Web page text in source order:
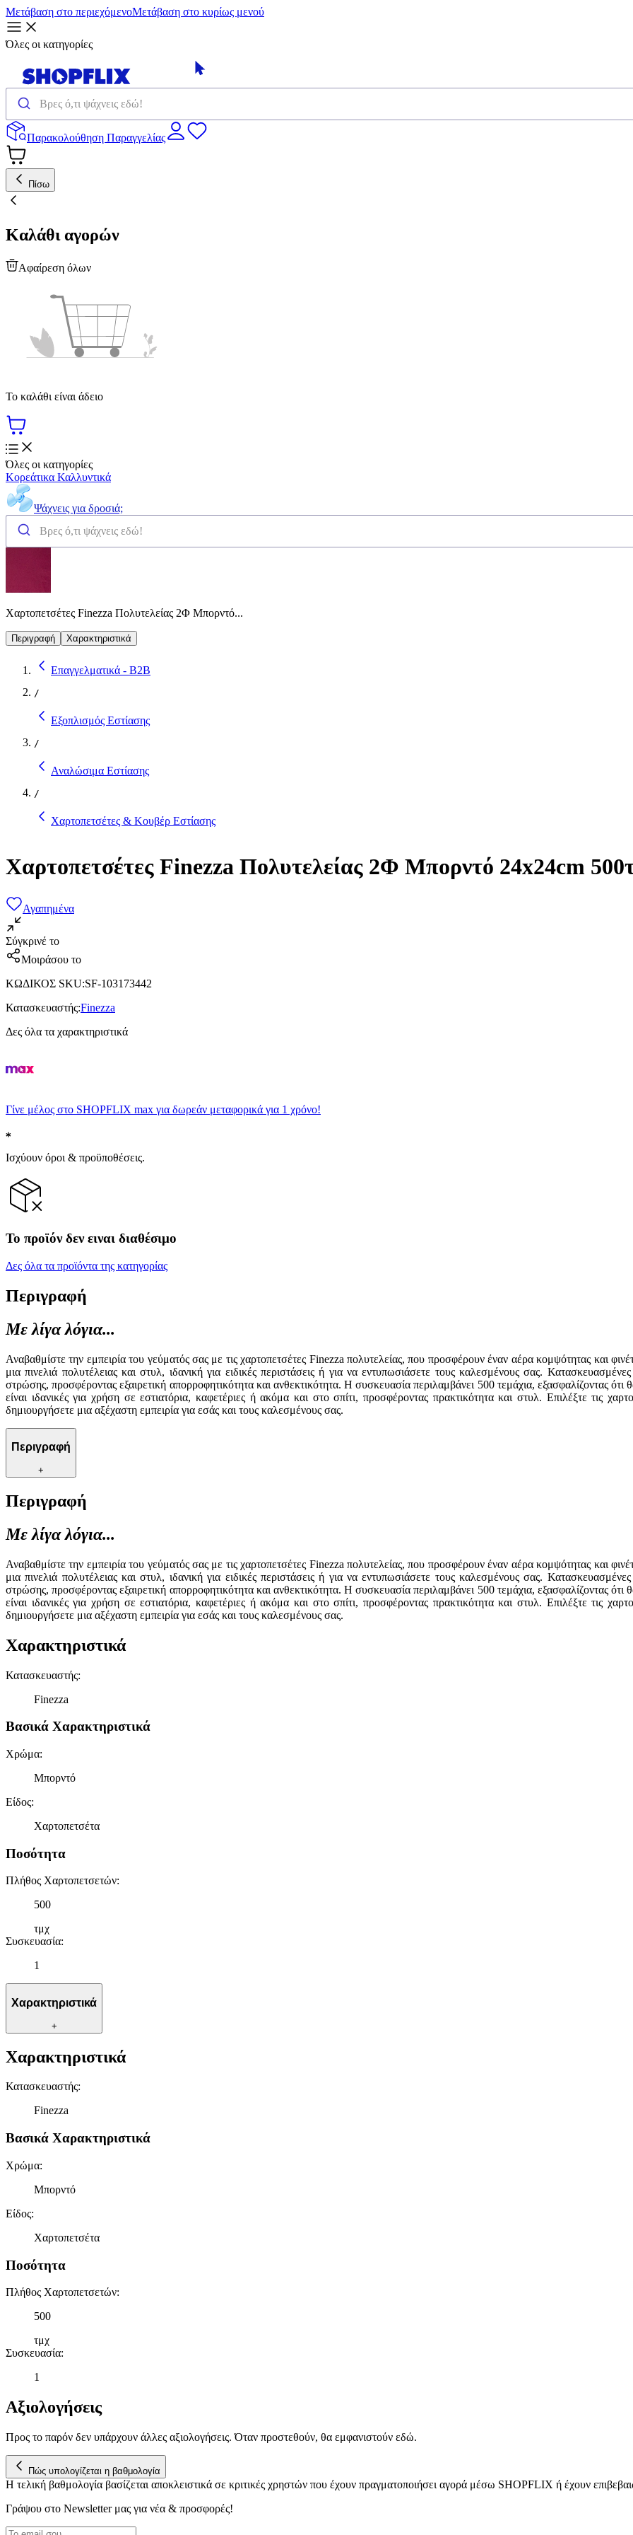
Μετάβαση στο περιεχόμενοΜετάβαση στο κυρίως μενού
Όλες οι κατηγορίες
Παρακολούθηση Παραγγελίας
Πίσω
Καλάθι αγορών
Αφαίρεση όλων
Το καλάθι είναι άδειο
Όλες οι κατηγορίες
Κορεάτικα Καλλυντικά
Ψάχνεις για δροσιά;
Χαρτοπετσέτες Finezza Πολυτελείας 2Φ Μπορντό...
Περιγραφή Χαρακτηριστικά
Επαγγελματικά - B2B
/
Εξοπλισμός Εστίασης
/
Αναλώσιμα Εστίασης
/
Χαρτοπετσέτες & Κουβέρ Εστίασης
Χαρτοπετσέτες Finezza Πολυτελείας 2Φ Μπορντό 24x24cm
Αγαπημένα
Σύγκρινέ το
Μοιράσου το
ΚΩΔΙΚΟΣ SKU:SF-103173442
Κατασκευαστής:Finezza
Δες όλα τα χαρακτηριστικά
Γίνε μέλος στο SHOPFLIX max για δωρεάν μεταφορικά για 1 χρόνο!
Ισχύουν όροι & προϋποθέσεις.
Το προϊόν δεν ειναι διαθέσιμο
Δες όλα τα προϊόντα της κατηγορίας
Περιγραφή
Με λίγα λόγια...
Αναβαθμίστε την εμπειρία του γεύματός σας με τις χαρτοπετσέτες Finezza πολυτελείας, που προσφέρουν έναν αέρα κομψότητας και
μια πινελιά πολυτέλειας και στυλ, ιδανική για ειδικές περιστάσεις ή για να εντυπωσιάσετε τους καλεσμένους σας.
στρώσης, προσφέροντας εξαιρετική απορροφητικότητα και ανθεκτικότητα. Η συσκευασία περιλαμβάνει 500 τεμάχια, εξασφαλίζοντας
είναι ιδανικές για χρήση σε εστιατόρια, καφετέριες ή ακόμα και στο σπίτι, προσφέροντας πρακτικότητα και στυλ. Επιλέξτε τις
δημιουργήσετε μια αξέχαστη εμπειρία για εσάς και τους καλεσμένους σας.
Περιγραφή
+
Περιγραφή
Με λίγα λόγια...
Αναβαθμίστε την εμπειρία του γεύματός σας με τις χαρτοπετσέτες Finezza πολυτελείας, που προσφέρουν έναν αέρα κομψότητας και
μια πινελιά πολυτέλειας και στυλ, ιδανική για ειδικές περιστάσεις ή για να εντυπωσιάσετε τους καλεσμένους σας.
στρώσης, προσφέροντας εξαιρετική απορροφητικότητα και ανθεκτικότητα. Η συσκευασία περιλαμβάνει 500 τεμάχια, εξασφαλίζοντας
είναι ιδανικές για χρήση σε εστιατόρια, καφετέριες ή ακόμα και στο σπίτι, προσφέροντας πρακτικότητα και στυλ. Επιλέξτε τις
δημιουργήσετε μια αξέχαστη εμπειρία για εσάς και τους καλεσμένους σας.
Χαρακτηριστικά
Κατασκευαστής:
Finezza
Βασικά Χαρακτηριστικά
Χρώμα:
Μπορντό
Είδος:
Χαρτοπετσέτα
Ποσότητα
Πλήθος Χαρτοπετσετών:
500
τμχ
Συσκευασία:
1
Χαρακτηριστικά
+
Χαρακτηριστικά
Κατασκευαστής:
Finezza
Βασικά Χαρακτηριστικά
Χρώμα:
Μπορντό
Είδος:
Χαρτοπετσέτα
Ποσότητα
Πλήθος Χαρτοπετσετών:
500
τμχ
Συσκευασία:
1
Αξιολογήσεις
Προς το παρόν δεν υπάρχουν άλλες αξιολογήσεις. Όταν προστεθούν, θα εμφανιστούν εδώ.
Πώς υπολογίζεται η βαθμολογία
Η τελική βαθμολογία βασίζεται αποκλειστικά σε κριτικές χρηστών που έχουν πραγματοποιήσει αγορά μέσω SHOPFLIX ή έχουν
Γράψου στο Νewsletter μας για νέα & προσφορές!